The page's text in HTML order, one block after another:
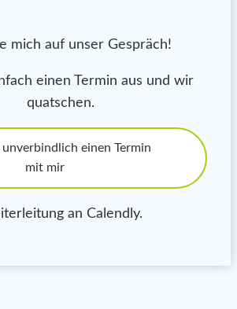
mich auf unser Gespräch!
einen Termin aus und wir
quatschen.
einen Termin
mit mir
an Calendly.